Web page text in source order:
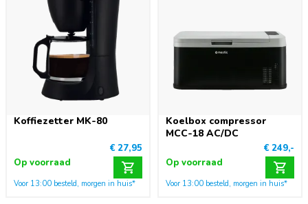
Koffiezetter MK-80
€ 27,95
Op voorraad
Voor 13:00 besteld, morgen in huis*
Koelbox compressor
MCC-18 AC/DC
€ 249,-
Op voorraad
Voor 13:00 besteld, morgen in huis*